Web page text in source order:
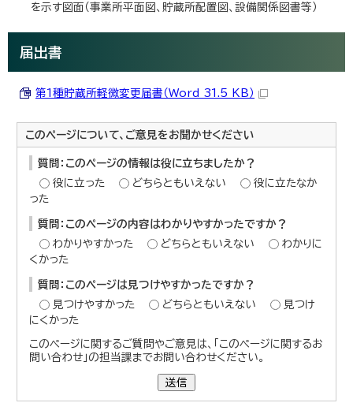
を示す図面（事業所平面図、貯蔵所配置図、設備関係図書等）
届出書
第1種貯蔵所軽微変更届書（Word 31.5 KB）
このページについて、ご意見をお聞かせください
質問：このページの情報は役に立ちましたか？
役に立った
どちらともいえない
役に立たなか
った
質問：このページの内容はわかりやすかったですか？
わかりやすかった
どちらともいえない
わかりに
くかった
質問：このページは見つけやすかったですか？
見つけやすかった
どちらともいえない
見つけ
にくかった
このページに関するご質問やご意見は、「このページに関するお
問い合わせ」の担当課までお問い合わせください。
送信